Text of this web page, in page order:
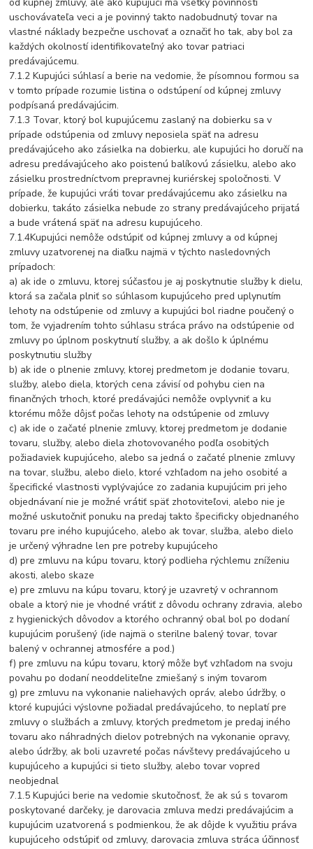
uschovávateľa veci a je povinný takto nadobudnutý tovar na
vlastné náklady bezpečne uschovať a označiť ho tak, aby bol za
každých okolností identifikovateľný ako tovar patriaci
predávajúcemu.
7.1.2 Kupujúci súhlasí a berie na vedomie, že písomnou formou sa
v tomto prípade rozumie listina o odstúpení od kúpnej zmluvy
podpísaná predávajúcim.
7.1.3 Tovar, ktorý bol kupujúcemu zaslaný na dobierku sa v
prípade odstúpenia od zmluvy neposiela späť na adresu
predávajúceho ako zásielka na dobierku, ale kupujúci ho doručí na
adresu predávajúceho ako poistenú balíkovú zásielku, alebo ako
zásielku prostredníctvom prepravnej kuriérskej spoločnosti. V
prípade, že kupujúci vráti tovar predávajúcemu ako zásielku na
dobierku, takáto zásielka nebude zo strany predávajúceho prijatá
a bude vrátená späť na adresu kupujúceho.
7.1.4Kupujúci nemôže odstúpiť od kúpnej zmluvy a od kúpnej
zmluvy uzatvorenej na diaľku najmä v týchto nasledovných
prípadoch:
a) ak ide o zmluvu, ktorej súčasťou je aj poskytnutie služby k dielu,
ktorá sa začala plniť so súhlasom kupujúceho pred uplynutím
lehoty na odstúpenie od zmluvy a kupujúci bol riadne poučený o
tom, že vyjadrením tohto súhlasu stráca právo na odstúpenie od
zmluvy po úplnom poskytnutí služby, a ak došlo k úplnému
poskytnutiu služby
b) ak ide o plnenie zmluvy, ktorej predmetom je dodanie tovaru,
služby, alebo diela, ktorých cena závisí od pohybu cien na
finančných trhoch, ktoré predávajúci nemôže ovplyvniť a ku
ktorému môže dôjsť počas lehoty na odstúpenie od zmluvy
c) ak ide o začaté plnenie zmluvy, ktorej predmetom je dodanie
tovaru, služby, alebo diela zhotovovaného podľa osobitých
požiadaviek kupujúceho, alebo sa jedná o začaté plnenie zmluvy
na tovar, službu, alebo dielo, ktoré vzhľadom na jeho osobité a
špecifické vlastnosti vyplývajúce zo zadania kupujúcim pri jeho
objednávaní nie je možné vrátiť späť zhotoviteľovi, alebo nie je
možné uskutočniť ponuku na predaj takto špecificky objednaného
tovaru pre iného kupujúceho, alebo ak tovar, služba, alebo dielo
je určený výhradne len pre potreby kupujúceho
d) pre zmluvu na kúpu tovaru, ktorý podlieha rýchlemu zníženiu
akosti, alebo skaze
e) pre zmluvu na kúpu tovaru, ktorý je uzavretý v ochrannom
obale a ktorý nie je vhodné vrátiť z dôvodu ochrany zdravia, alebo
z hygienických dôvodov a ktorého ochranný obal bol po dodaní
kupujúcim porušený (ide najmä o sterilne balený tovar, tovar
balený v ochrannej atmosfére a pod.)
f) pre zmluvu na kúpu tovaru, ktorý môže byť vzhľadom na svoju
povahu po dodaní neoddeliteľne zmiešaný s iným tovarom
g) pre zmluvu na vykonanie naliehavých opráv, alebo údržby, o
ktoré kupujúci výslovne požiadal predávajúceho, to neplatí pre
zmluvy o službách a zmluvy, ktorých predmetom je predaj iného
tovaru ako náhradných dielov potrebných na vykonanie opravy,
alebo údržby, ak boli uzavreté počas návštevy predávajúceho u
kupujúceho a kupujúci si tieto služby, alebo tovar vopred
neobjednal
7.1.5 Kupujúci berie na vedomie skutočnosť, že ak sú s tovarom
poskytované darčeky, je darovacia zmluva medzi predávajúcim a
kupujúcim uzatvorená s podmienkou, že ak dôjde k využitiu práva
kupujúceho odstúpiť od zmluvy, darovacia zmluva stráca účinnosť